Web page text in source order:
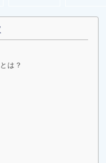
は？